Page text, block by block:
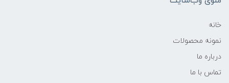
خانه
نمونه محصولات
درباره ما
تماس با ما